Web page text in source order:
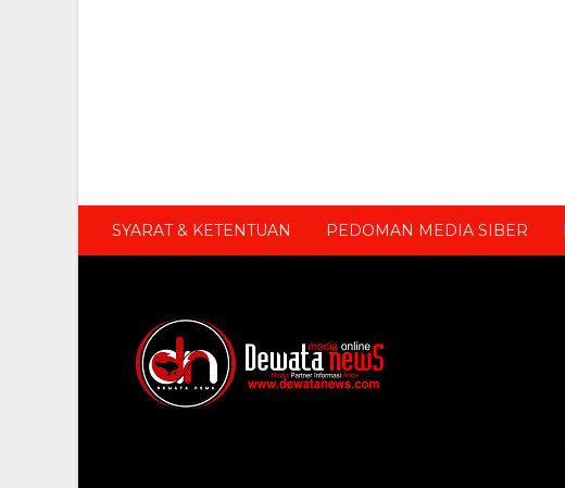
SYARAT & KETENTUAN PEDOMAN MEDIA SIBER